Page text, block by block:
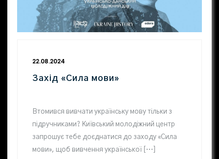
22.08.2024
Захід «Сила мови»
Втомився вивчати українську мову тільки з
підручниками? Київський молодіжний центр
запрошує тебе доєднатися до заходу «Сила
мови», щоб вивчення української […]